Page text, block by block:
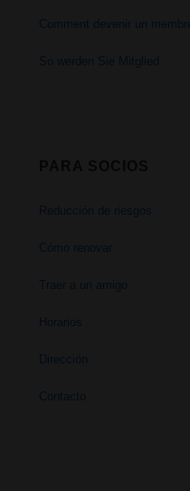
Comment devenir un membre
So werden Sie Mitglied
Reducción de riesgos
Cómo renovar
Traer a un amigo
Horarios
Dirección
Contacto